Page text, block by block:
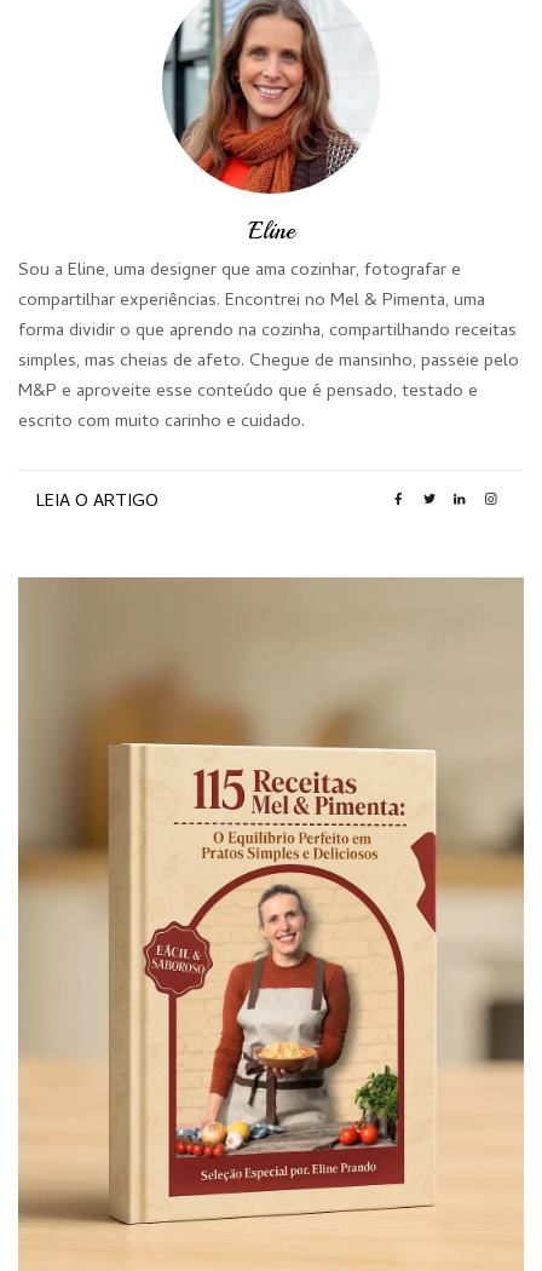
Eline
Sou a Eline, uma designer que ama cozinhar, fotografar e
compartilhar experiências. Encontrei no Mel & Pimenta, uma
forma dividir o que aprendo na cozinha, compartilhando receitas
simples, mas cheias de afeto. Chegue de mansinho, passeie pelo
M&P e aproveite esse conteúdo que é pensado, testado e
escrito com muito carinho e cuidado.
LEIA O ARTIGO